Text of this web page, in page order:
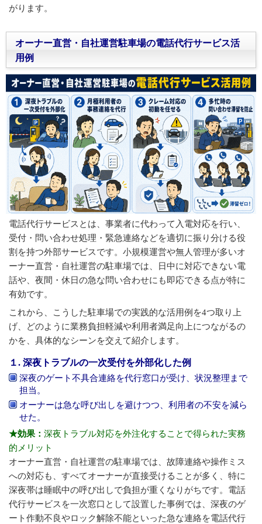
がります。
オーナー直営・自社運営駐車場の電話代行サービス活
用例
電話代行サービスとは、事業者に代わって入電対応を行い、
受付・問い合わせ処理・緊急連絡などを適切に振り分ける役
割を持つ外部サービスです。小規模運営や無人管理が多いオ
ーナー直営・自社運営の駐車場では、日中に対応できない電
話や、夜間・休日の急な問い合わせにも即応できる点が特に
有効です。
これから、こうした駐車場での実践的な活用例を4つ取り上
げ、どのように業務負担軽減や利用者満足向上につながるの
かを、具体的なシーンを交えて紹介します。
１. 深夜トラブルの一次受付を外部化した例
深夜のゲート不具合連絡を代行窓口が受け、状況整理まで
担当。
オーナーは急な呼び出しを避けつつ、利用者の不安を減ら
せた。
★効果： 深夜トラブル対応を外注化することで得られた実務
的メリット
オーナー直営・自社運営の駐車場では、故障連絡や操作ミス
への対応も、すべてオーナーが直接受けることが多く、特に
深夜帯は睡眠中の呼び出しで負担が重くなりがちです。電話
代行サービスを一次窓口として設置した事例では、深夜のゲ
ート作動不良やロック解除不能といった急な連絡を電話代行